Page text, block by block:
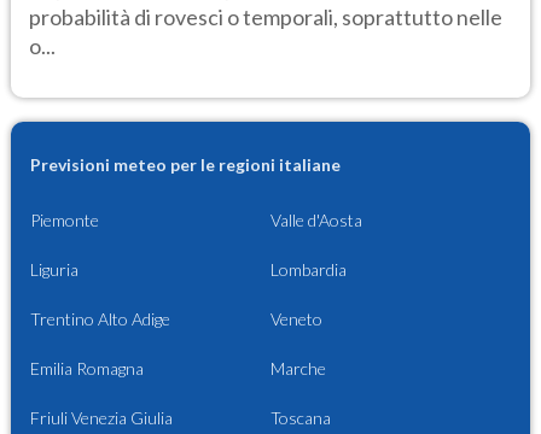
probabilità di rovesci o temporali, soprattutto nelle
o...
Previsioni meteo per le regioni italiane
Piemonte Valle d'Aosta
Liguria Lombardia
Trentino Alto Adige Veneto
Emilia Romagna Marche
Friuli Venezia Giulia Toscana